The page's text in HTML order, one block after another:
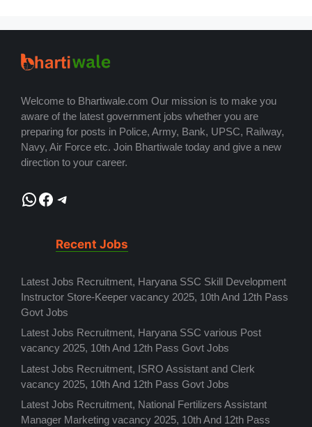
Welcome to Bhartiwale.com Our mission is to make you
aware of the latest government jobs whether you are
preparing for posts in Police, Army, Bank, UPSC, Railway,
Navy, Air Force etc. Join Bhartiwale today and give a new
direction to your career.
WhatsApp
Facebook
Telegram
Recent Jobs
Latest Jobs Recruitment, Haryana SSC Skill Development
Instructor Store-Keeper vacancy 2025, 10th And 12th Pass
Govt Jobs
Latest Jobs Recruitment, Haryana SSC various Post
vacancy 2025, 10th And 12th Pass Govt Jobs
Latest Jobs Recruitment, ISRO Assistant and Clerk
vacancy 2025, 10th And 12th Pass Govt Jobs
Latest Jobs Recruitment, National Fertilizers Assistant
Manager Marketing vacancy 2025, 10th And 12th Pass